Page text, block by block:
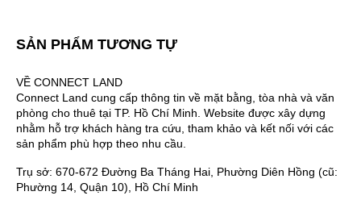
SẢN PHẨM TƯƠNG TỰ
VỀ CONNECT LAND
Connect Land cung cấp thông tin về mặt bằng, tòa nhà và văn
phòng cho thuê tại TP. Hồ Chí Minh. Website được xây dựng
nhằm hỗ trợ khách hàng tra cứu, tham khảo và kết nối với các
sản phẩm phù hợp theo nhu cầu.
Trụ sở: 670-672 Đường Ba Tháng Hai, Phường Diên Hồng (cũ:
Phường 14, Quận 10), Hồ Chí Minh